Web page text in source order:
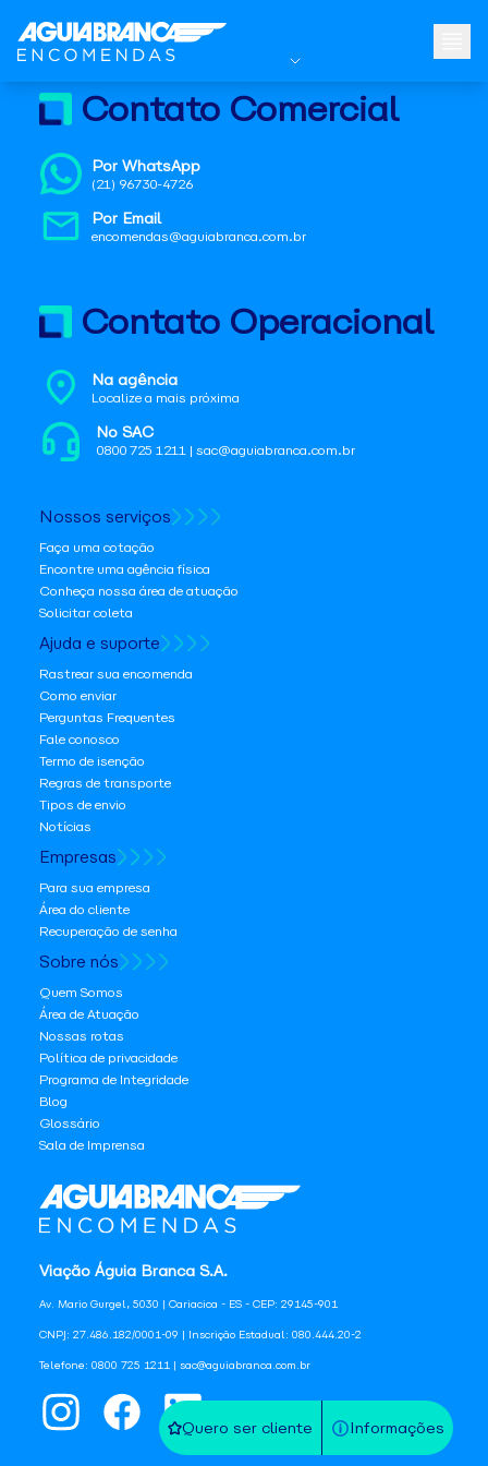
Quero ser cliente Informações
Viação Águia Branca S.A.
Av. Mario Gurgel, 5030 | Cariacica - ES - CEP: 29145-901
CNPJ: 27.486.182/0001-09 | Inscrição Estadual: 080.444.20-2
Telefone: 0800 725 1211 | sac@aguiabranca.com.br
Contato Comercial
Por WhatsApp
(21) 96730-4726
Por Email
encomendas@aguiabranca.com.br
Contato Operacional
Na agência
Localize a mais próxima
No SAC
0800 725 1211 | sac@aguiabranca.com.br
Nossos serviços
Faça uma cotação
Encontre uma agência física
Conheça nossa área de atuação
Solicitar coleta
Ajuda e suporte
Rastrear sua encomenda
Como enviar
Perguntas Frequentes
Fale conosco
Termo de isenção
Regras de transporte
Tipos de envio
Notícias
Empresas
Para sua empresa
Área do cliente
Recuperação de senha
Sobre nós
Quem Somos
Área de Atuação
Nossas rotas
Política de privacidade
Programa de Integridade
Blog
Glossário
Sala de Imprensa